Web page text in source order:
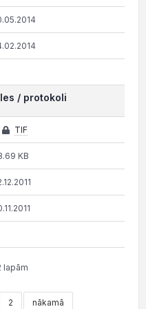
/ protokoli
TIF
KB
lapām
2 nākamā